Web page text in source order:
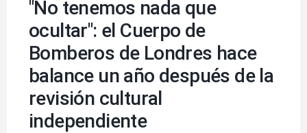
"No tenemos nada que
ocultar": el Cuerpo de
Bomberos de Londres hace
balance un año después de la
revisión cultural
independiente